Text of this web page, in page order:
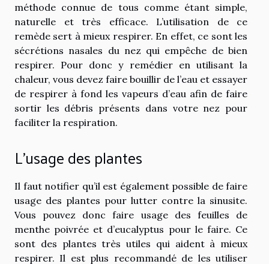
méthode connue de tous comme étant simple,
naturelle et très efficace. L’utilisation de ce
remède sert à mieux respirer. En effet, ce sont les
sécrétions nasales du nez qui empêche de bien
respirer. Pour donc y remédier en utilisant la
chaleur, vous devez faire bouillir de l’eau et essayer
de respirer à fond les vapeurs d’eau afin de faire
sortir les débris présents dans votre nez pour
faciliter la respiration.
L’usage des plantes
Il faut notifier qu’il est également possible de faire
usage des plantes pour lutter contre la sinusite.
Vous pouvez donc faire usage des feuilles de
menthe poivrée et d’eucalyptus pour le faire. Ce
sont des plantes très utiles qui aident à mieux
respirer. Il est plus recommandé de les utiliser